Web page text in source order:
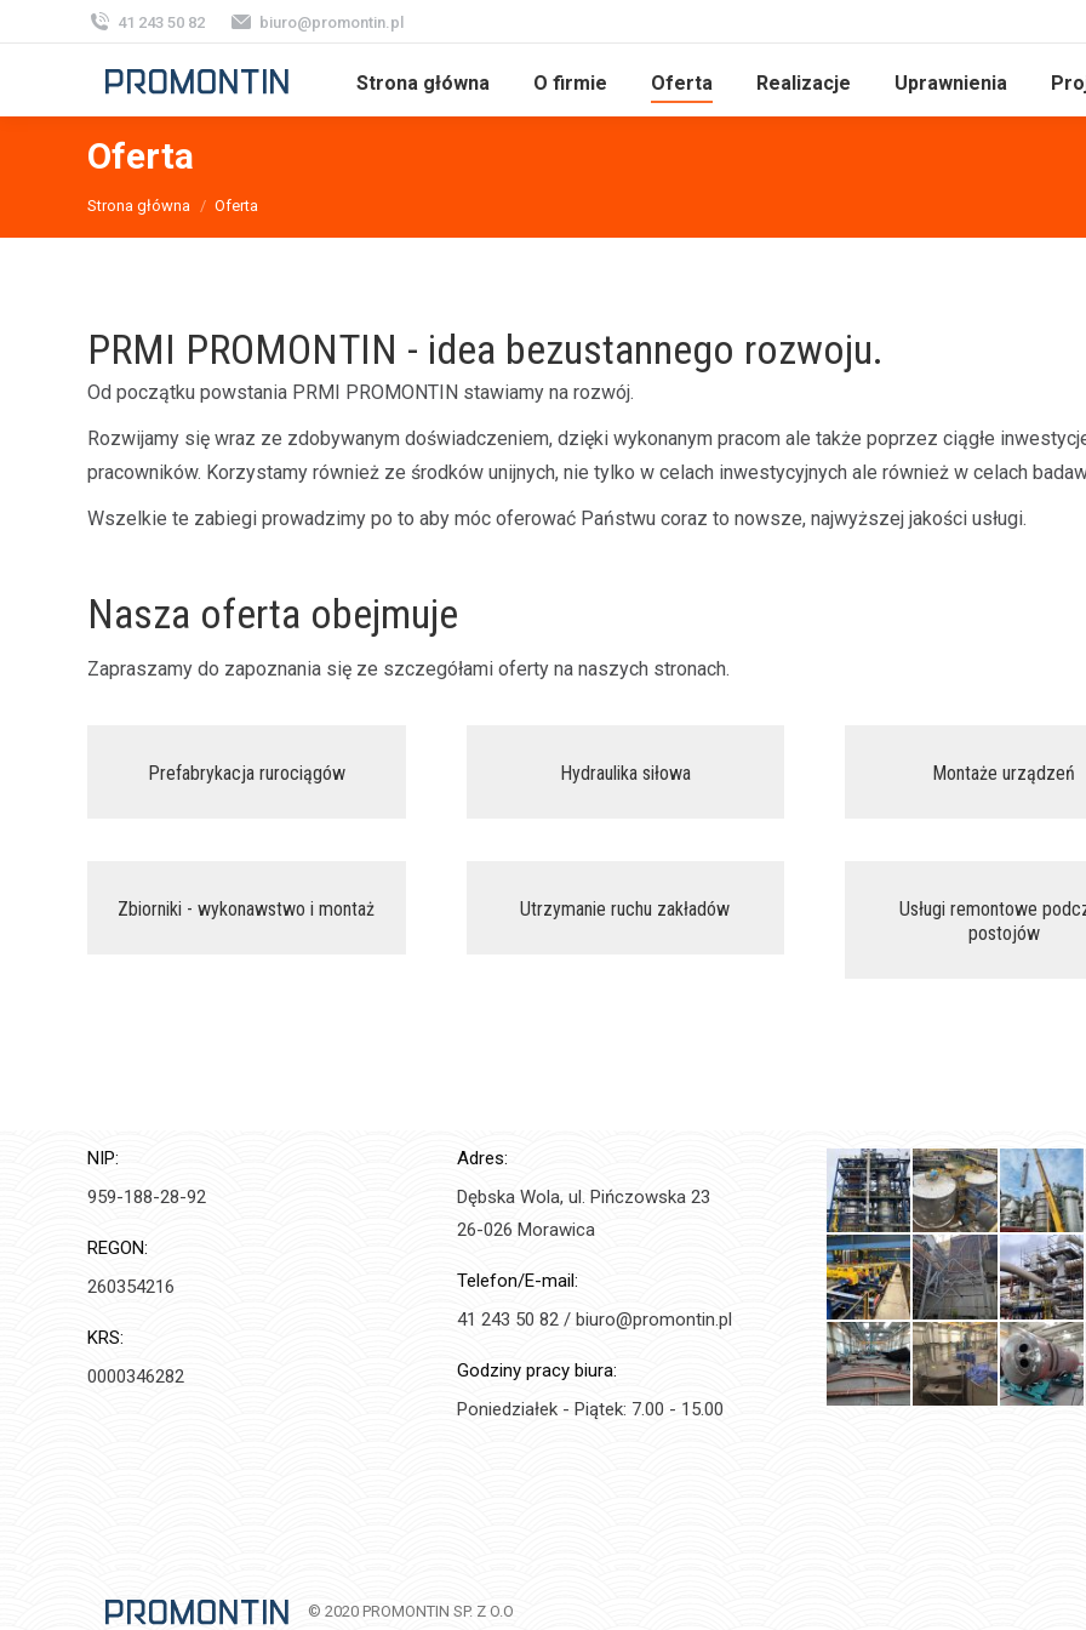
41 243 50 82 biuro@promontin.pl
Strona główna O firmie Oferta Realizacje Uprawnienia
Oferta
Jesteś tutaj:
Strona główna Oferta
PRMI PROMONTIN - idea bezustannego rozwoju.
Od początku powstania PRMI PROMONTIN stawiamy na rozwój.
Rozwijamy się wraz ze zdobywanym doświadczeniem, dzięki wykonanym pracom ale także poprzez ciągłe
pracowników. Korzystamy również ze środków unijnych, nie tylko w celach inwestycyjnych ale również w celach
Wszelkie te zabiegi prowadzimy po to aby móc oferować Państwu coraz to nowsze, najwyższej jakości usługi.
Nasza oferta obejmuje
Zapraszamy do zapoznania się ze szczegółami oferty na naszych stronach.
Prefabrykacja rurociągów
przejdź do szczegółów oferty Hydraulika siłowa
przejdź do szczegółów oferty Montaże urządzeń
przejdź do szczegółów
Zbiorniki - wykonawstwo i montaż
przejdź do szczegółów oferty Utrzymanie ruchu zakładów
przejdź do szczegółów oferty
Usługi remontowe
postojów
przejdź do szczegółów
NIP:
959-188-28-92
REGON:
260354216
KRS:
0000346282
Adres:
Dębska Wola, ul. Pińczowska 23
26-026 Morawica
Telefon/E-mail:
41 243 50 82 / biuro@promontin.pl
Godziny pracy biura:
Poniedziałek - Piątek: 7.00 - 15.00
© 2020 PROMONTIN SP. Z O.O